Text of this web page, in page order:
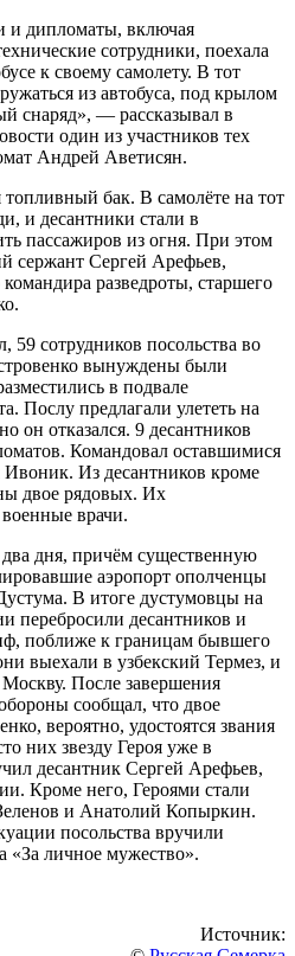
и дипломаты, включая
сотрудники, поехала
к своему самолету. В тот
из автобуса, под крылом
снаряд», — рассказывал в
один из участников тех
Андрей Аветисян.
топливный бак. В самолёте на тот
и десантники стали в
пассажиров из огня. При этом
сержант Сергей Арефьев,
разведроты, старшего
59 сотрудников посольства во
вынуждены были
в подвале
Послу предлагали улететь на
он отказался. 9 десантников
Командовал оставшимися
Из десантников кроме
двое рядовых. Их
врачи.
дня, причём существенную
аэропорт ополченцы
В итоге дустумовцы на
перебросили десантников и
поближе к границам бывшего
выехали в узбекский Термез, и
После завершения
сообщал, что двое
вероятно, удостоятся звания
них звезду Героя уже в
десантник Сергей Арефьев,
Кроме него, Героями стали
и Анатолий Копыркин.
посольства вручили
«За личное мужество».
Источник: